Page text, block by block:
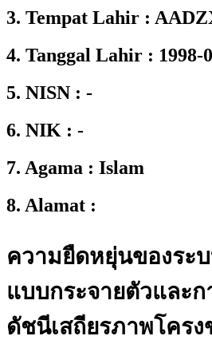
3. Tempat Lahir :
4. Tanggal Lahir : 1998-
5. NISN : -
6. NIK : -
7. Agama : Islam
8. Alamat :
ความยืดหยุ่นของระ
แบบกระจายตัวและก
ดัชนีเสถียรภาพโคร